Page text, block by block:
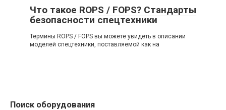
Что такое ROPS / FOPS? Стандарты
безопасности спецтехники
Термины ROPS / FOPS вы можете увидеть в описании
моделей спецтехники, поставляемой как на
Поиск оборудования